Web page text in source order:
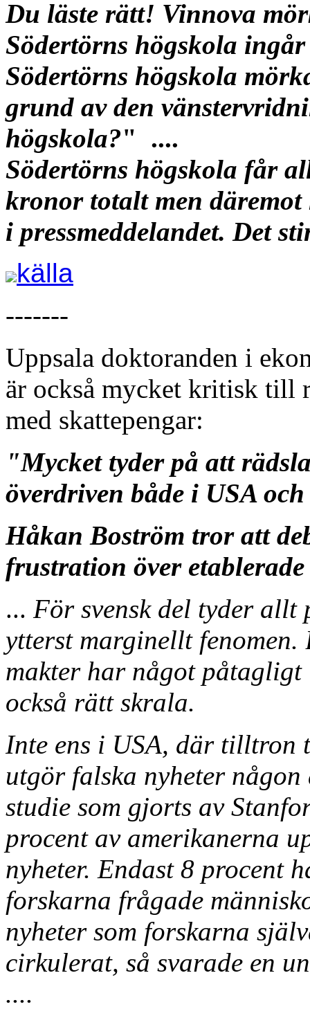
Du läste rätt! Vinnova
Södertörns högskola
Södertörns högskola
grund av den
högskola?" ....
Södertörns högskola får
kronor totalt men
i pressmeddelandet. Det
källa
-------
Uppsala doktoranden i
är också mycket kritisk till
med skattepengar:
"Mycket tyder på att
överdriven både i USA och
Håkan Boström tror att
frustration över
... För svensk del tyder allt
ytterst marginellt
makter har något
också rätt skrala.
Inte ens i USA, där tilltron
utgör falska nyheter
studie som gjorts av
procent av amerikanerna
nyheter. Endast 8 procent
forskarna frågade
nyheter som forskarna
cirkulerat, så svarade en
....